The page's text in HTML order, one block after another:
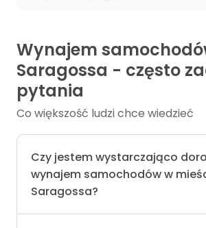
Wynajem
Saragossa - często
pytania
Co większość ludzi chce wiedzieć
Czy jestem wystarczająco
wynajem samochodów w
Saragossa?